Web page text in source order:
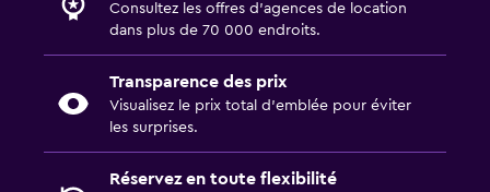
Consultez les offres d’agences de location
dans plus de 70 000 endroits.
Transparence des prix
Visualisez le prix total d’emblée pour éviter
les surprises.
Réservez en toute flexibilité